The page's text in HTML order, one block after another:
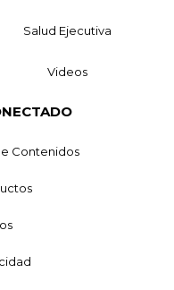
Salud Ejecutiva
Videos
Contenidos